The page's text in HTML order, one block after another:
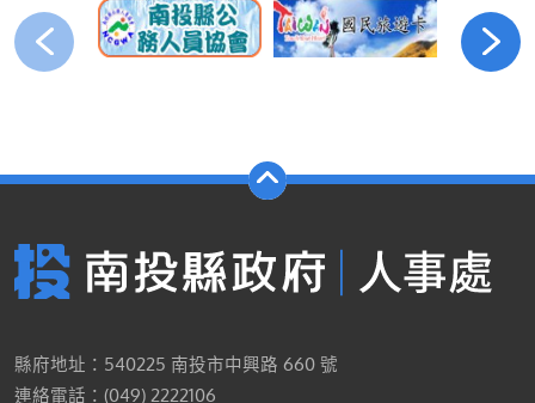
縣府地址：540225 南投市中興路 660 號
連絡電話：(049) 2222106